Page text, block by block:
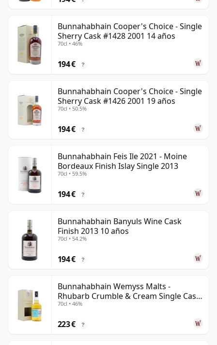
Bunnahabhain Cooper's Choice - Single
Sherry Cask #1428 2001 14 años
70cl • 46%
194 € ?
Bunnahabhain Cooper's Choice - Single
Sherry Cask #1426 2001 19 años
70cl • 50.5%
194 € ?
Bunnahabhain Feis Ile 2021 - Moine
Bordeaux Finish Islay Single 2013
70cl • 59.5%
194 € ?
Bunnahabhain Banyuls Wine Cask
Finish 2013 10 años
70cl • 54.2%
194 € ?
Bunnahabhain Wemyss Malts -
Rhubarb Crumble & Cream Single Cask
1990 28 años
70cl • 46%
223 € ?